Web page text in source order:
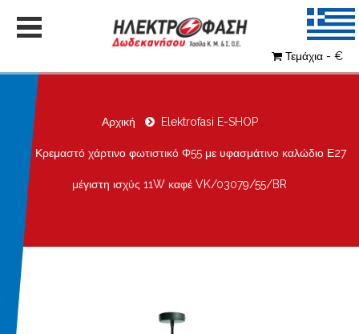
Τεμάχια - €
Αρχική Elektrofasi E-SHOP
Κρεμαστό χάρτινο φωτιστικό Φ55 με υφασμάτινο καλώδιο Ε27
μέγιστη ισχύς 11W καφέ VK/03079/55/BR